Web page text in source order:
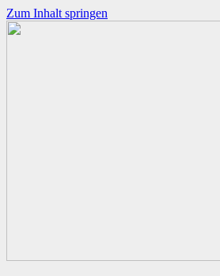
Zum Inhalt springen